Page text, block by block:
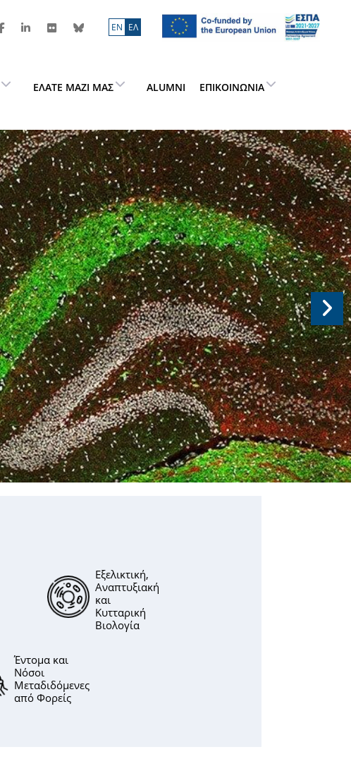
ΕN ΕΛ
ΕΛΆΤΕ ΜΑΖΊ ΜΑΣ ALUMNI ΕΠΙΚΟΙΝΩΝΊΑ
Εξελικτική,
Αναπτυξιακή
και
Κυτταρική
Βιολογία
Έντομα και
Νόσοι
Μεταδιδόμενες
από Φορείς